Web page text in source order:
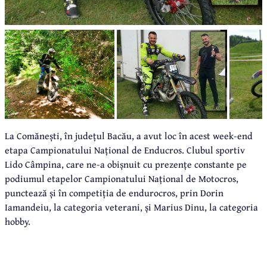
La Comănești, în județul Bacău, a avut loc în acest week-end
etapa Campionatului Național de Enducros. Clubul sportiv
Lido Câmpina, care ne-a obișnuit cu prezențe constante pe
podiumul etapelor Campionatului Național de Motocros,
punctează și în competiția de endurocros, prin Dorin
Iamandeiu, la categoria veterani, și Marius Dinu, la categoria
hobby.